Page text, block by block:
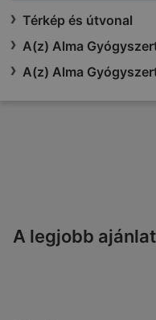
Térkép és útvonal
A(z) Alma
A(z) Alma
A legjobb